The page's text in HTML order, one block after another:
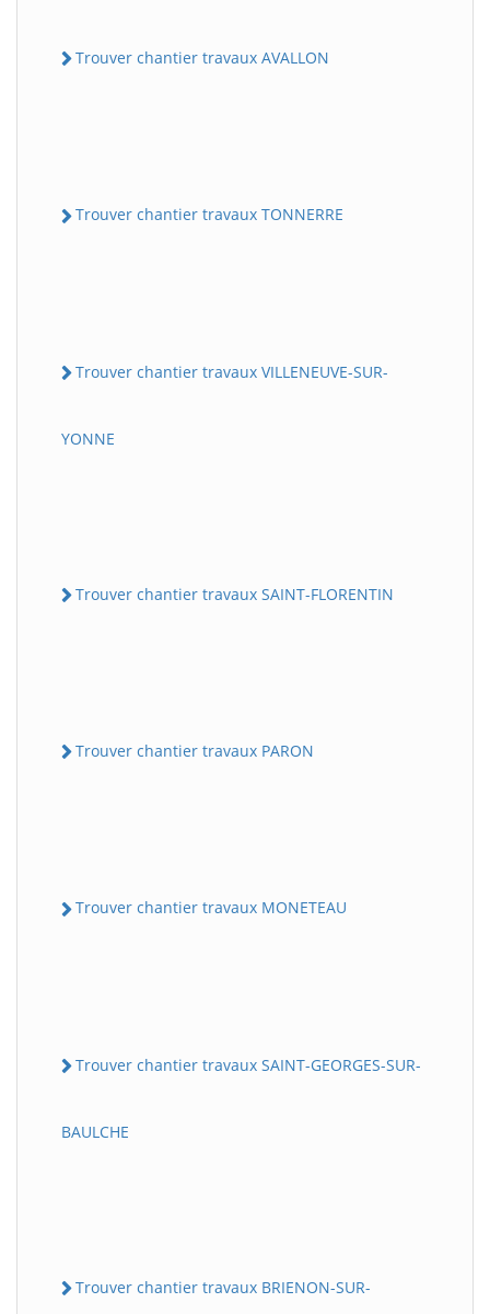
Trouver chantier travaux AVALLON
Trouver chantier travaux TONNERRE
Trouver chantier travaux VILLENEUVE-SUR-
YONNE
Trouver chantier travaux SAINT-FLORENTIN
Trouver chantier travaux PARON
Trouver chantier travaux MONETEAU
Trouver chantier travaux SAINT-GEORGES-SUR-
BAULCHE
Trouver chantier travaux BRIENON-SUR-